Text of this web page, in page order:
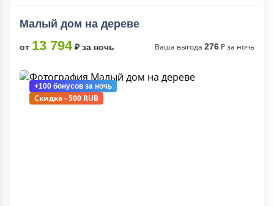
Малый дом на дереве
от 13 794₽ за ночь Ваша выгода 276₽ за ночь
+100 бонусов за ночь
Скидка - 500 RUB